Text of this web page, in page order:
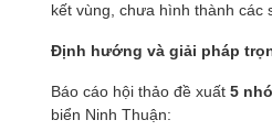
kết vùng, chưa hình thành các
Định hướng và giải pháp
Báo cáo hội thảo đề xuất 5
biển Ninh Thuận: